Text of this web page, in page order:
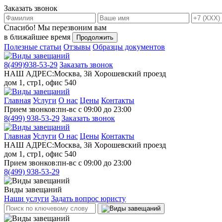
Заказать звонок
Спасибо! Мы перезвоним вам
в ближайшее время
Продолжить
Полезные статьи Отзывы Образцы документов
8(499)938-53-29 Заказать звонок
НАШ АДРЕС:Москва, 3й Хорошевский проезд
дом 1, стр1, офис 540
Главная Услуги О нас Цены Контакты
Прием звонков:пн-вс с 09:00 до 23:00
8(499) 938-53-29 Заказать звонок
Главная Услуги О нас Цены Контакты
НАШ АДРЕС:Москва, 3й Хорошевский проезд
дом 1, стр1, офис 540
Прием звонков:пн-вс с 09:00 до 23:00
8(499) 938-53-29
Виды завещаний
Наши услуги Задать вопрос юристу